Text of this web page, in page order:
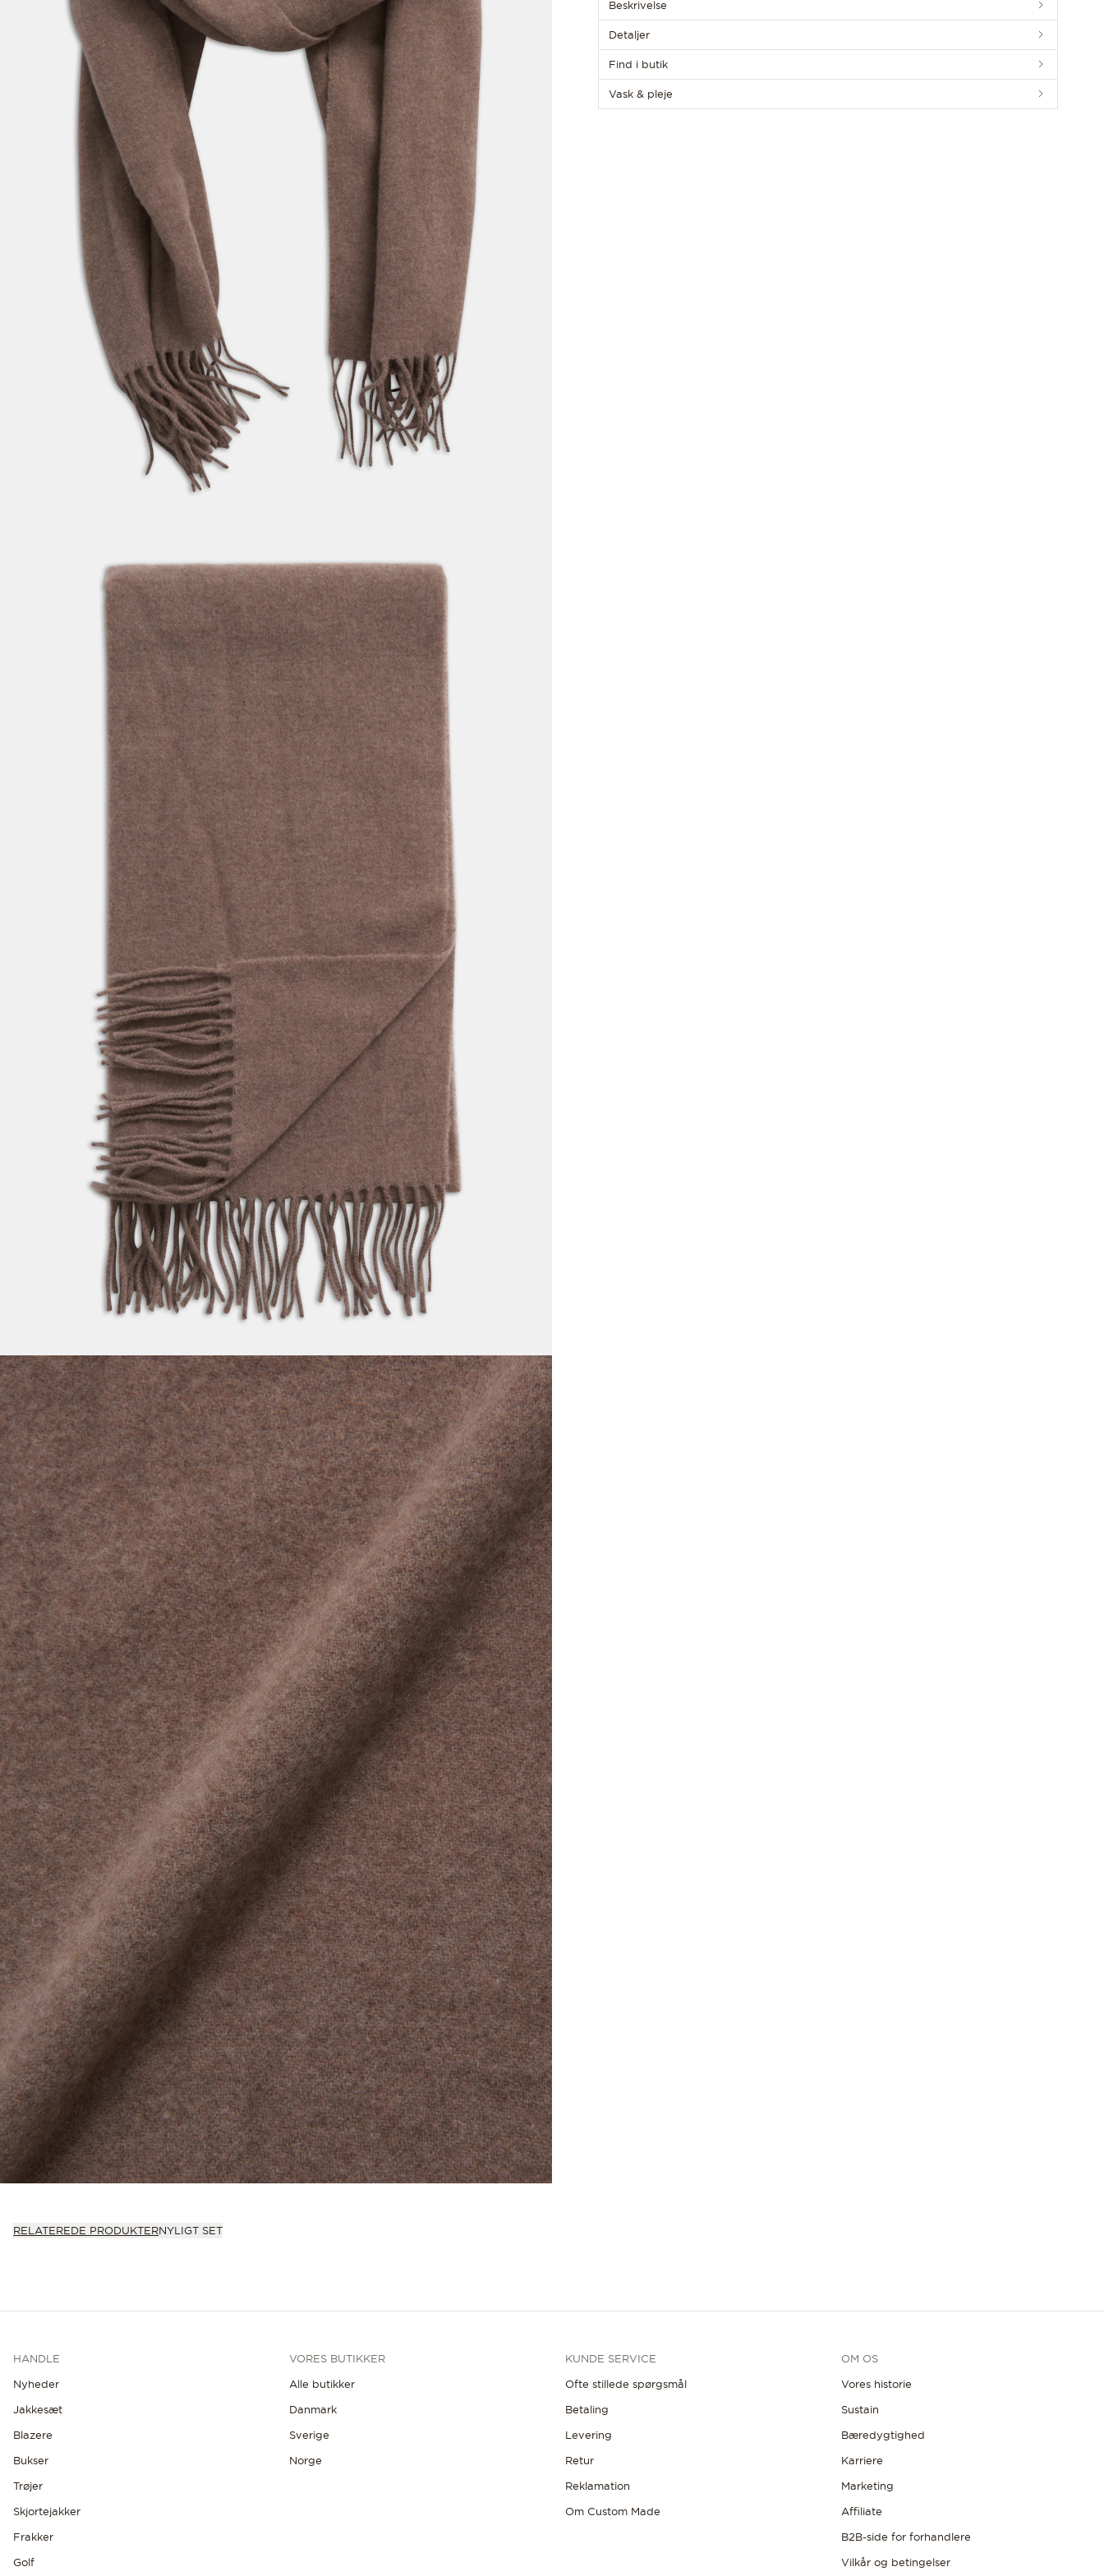
OPLEV DE SENESTE NYHEDER
Vælg din størrelse for
Størrelsesguide Beskrivelse
Detaljer
Find i butik
Vask & pleje
RELATEREDE PRODUKTERNYLIGT SET
HANDLE
Nyheder
Jakkesæt
Blazere
Bukser
Trøjer
Skjortejakker
Frakker
Golf
VORES BUTIKKER
Alle butikker
Danmark
Sverige
Norge
KUNDE SERVICE
Ofte stillede spørgsmål
Betaling
Levering
Retur
Reklamation
Om Custom Made
OM OS
Vores historie
Sustain
Bæredygtighed
Karriere
Marketing
Affiliate
B2B-side for forhandlere
Vilkår og betingelser